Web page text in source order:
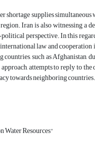
shortage supplies
Iran is also witnessing a
perspective. In this
law and
such as Afghanistan,
attempts to reply to
towards neighboring countries.
Water Resources"